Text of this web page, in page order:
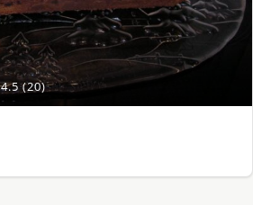
4.5 (20)